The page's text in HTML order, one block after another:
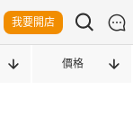
我要開店
價格